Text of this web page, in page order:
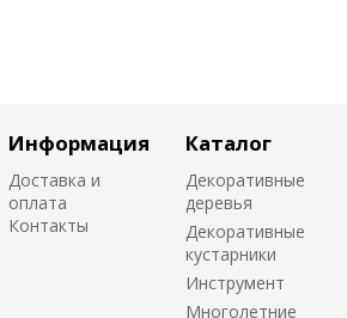
Информация
Доставка и
оплата
Контакты
Каталог
Декоративные
деревья
Декоративные
кустарники
Инструмент
Многолетние